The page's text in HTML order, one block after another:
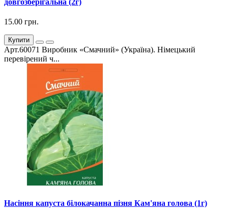
довгозберігальна (2г)
15.00 грн.
Купити
Арт.60071 Виробник «Смачний» (Україна). Німецький
перевірений ч...
Насіння капуста білокачанна пізня Кам'яна голова (1г)